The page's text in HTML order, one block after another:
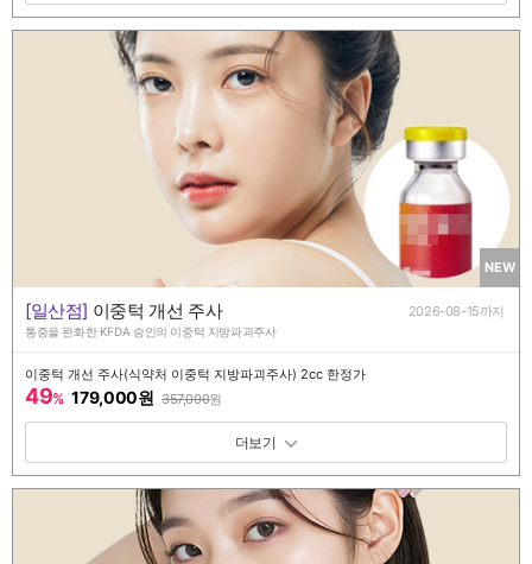
NEW
[일산점] 이중턱 개선 주사 2026-08-15까지
통증을 완화한 KFDA 승인의 이중턱 지방파괴주사
이중턱 개선 주사(식약처 이중턱 지방파괴주사) 2cc 한정가
49% 179,000원 357,000원
패키지 보기 토글